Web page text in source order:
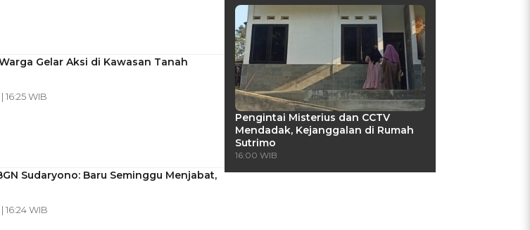
Gelar Aksi di Kawasan Tanah
16:25 WIB
Sudaryono: Baru Seminggu Menjabat,
16:24 WIB
Pengintai Misterius dan CCTV
Mendadak, Kejanggalan di Rumah
Sutrimo
16:00 WIB